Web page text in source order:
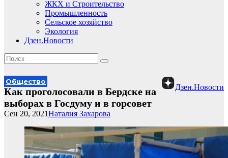
ЖКХ и Строительство
Промышленность
Сельское хозяйство
Экология
Дзен.Новости
Дзен.Новости
Общество
Как проголосовали в Бердске на
выборах в Госдуму и в горсовет
Наталия Захарова
Сен 20, 2021